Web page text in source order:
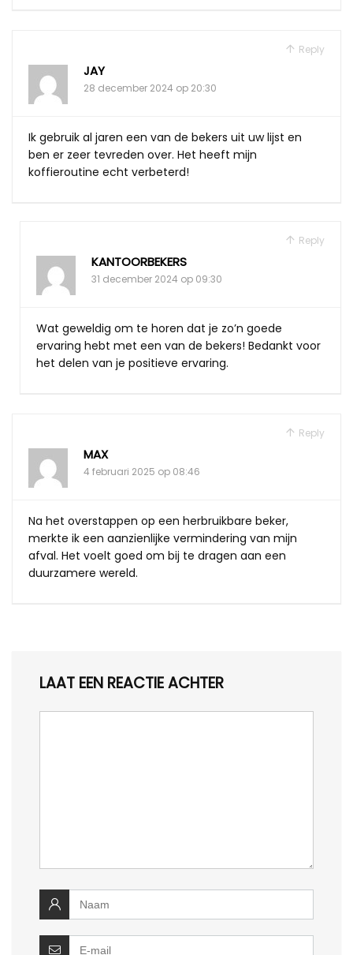
Reply
JAY
28 december 2024 op 20:30
Ik gebruik al jaren een van de bekers uit uw lijst en
ben er zeer tevreden over. Het heeft mijn
koffieroutine echt verbeterd!
Reply
KANTOORBEKERS
31 december 2024 op 09:30
Wat geweldig om te horen dat je zo’n goede
ervaring hebt met een van de bekers! Bedankt voor
het delen van je positieve ervaring.
Reply
MAX
4 februari 2025 op 08:46
Na het overstappen op een herbruikbare beker,
merkte ik een aanzienlijke vermindering van mijn
afval. Het voelt goed om bij te dragen aan een
duurzamere wereld.
LAAT EEN REACTIE ACHTER